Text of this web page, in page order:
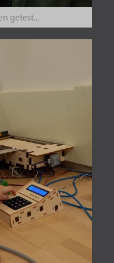
getest...